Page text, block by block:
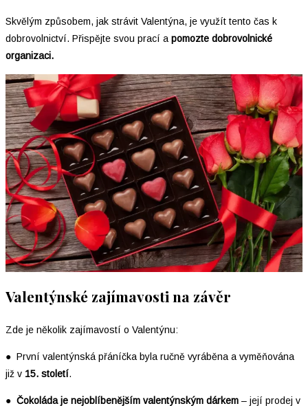
Skvělým způsobem, jak strávit Valentýna, je využít tento čas k
dobrovolnictví. Přispějte svou prací a pomozte dobrovolnické
organizaci.
Valentýnské zajímavosti na závěr
Zde je několik zajímavostí o Valentýnu:
● První valentýnská přáníčka byla ručně vyráběna a vyměňována
již v 15. století.
● Čokoláda je nejoblíbenějším valentýnským dárkem – její prodej v